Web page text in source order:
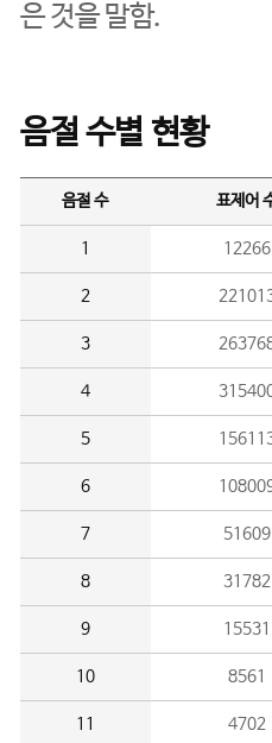
은 것을 말함.
음절 수별 현황
음절 수 표제어
1 12266
2
3
4
5
6
7 51609
8 31782
9 15531
10 8561
11 4702